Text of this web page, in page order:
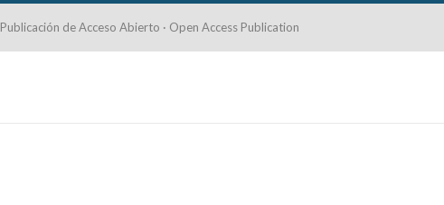
Publicación de Acceso Abierto · Open Access Publication